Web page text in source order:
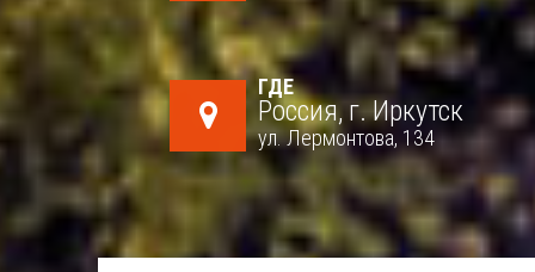
ГДЕ
Россия, г. Иркутск
ул. Лермонтова, 134